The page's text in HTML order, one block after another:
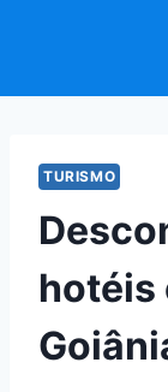
TURISMO
hotéis